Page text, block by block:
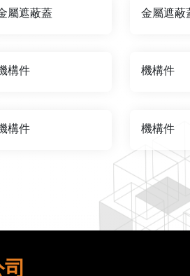
屬遮蔽蓋 金屬遮蔽
構件 機構件
構件 機構件